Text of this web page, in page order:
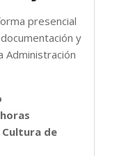
presencial
y
Administración
Cultura de